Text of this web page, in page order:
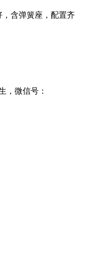
含弹簧座，配置齐
，微信号：